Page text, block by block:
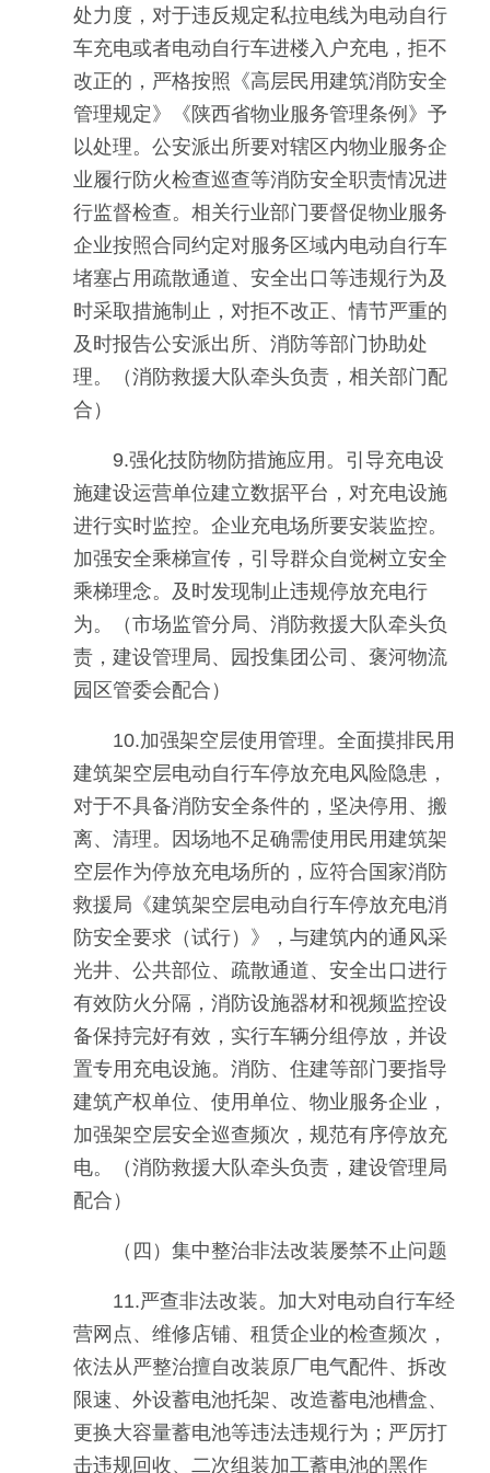
处力度，对于违反规定私拉电线为电动自行
车充电或者电动自行车进楼入户充电，拒不
改正的，严格按照《高层民用建筑消防安全
管理规定》《陕西省物业服务管理条例》予
以处理。公安派出所要对辖区内物业服务企
业履行防火检查巡查等消防安全职责情况进
行监督检查。相关行业部门要督促物业服务
企业按照合同约定对服务区域内电动自行车
堵塞占用疏散通道、安全出口等违规行为及
时采取措施制止，对拒不改正、情节严重的
及时报告公安派出所、消防等部门协助处
理。（消防救援大队牵头负责，相关部门配
合）
9.强化技防物防措施应用。引导充电设
施建设运营单位建立数据平台，对充电设施
进行实时监控。企业充电场所要安装监控。
加强安全乘梯宣传，引导群众自觉树立安全
乘梯理念。及时发现制止违规停放充电行
为。（市场监管分局、消防救援大队牵头负
责，建设管理局、园投集团公司、褒河物流
园区管委会配合）
10.加强架空层使用管理。全面摸排民用
建筑架空层电动自行车停放充电风险隐患，
对于不具备消防安全条件的，坚决停用、搬
离、清理。因场地不足确需使用民用建筑架
空层作为停放充电场所的，应符合国家消防
救援局《建筑架空层电动自行车停放充电消
防安全要求（试行）》，与建筑内的通风采
光井、公共部位、疏散通道、安全出口进行
有效防火分隔，消防设施器材和视频监控设
备保持完好有效，实行车辆分组停放，并设
置专用充电设施。消防、住建等部门要指导
建筑产权单位、使用单位、物业服务企业，
加强架空层安全巡查频次，规范有序停放充
电。（消防救援大队牵头负责，建设管理局
配合）
（四）集中整治非法改装屡禁不止问题
11.严查非法改装。加大对电动自行车经
营网点、维修店铺、租赁企业的检查频次，
依法从严整治擅自改装原厂电气配件、拆改
限速、外设蓄电池托架、改造蓄电池槽盒、
更换大容量蓄电池等违法违规行为；严厉打
击违规回收、二次组装加工蓄电池的黑作